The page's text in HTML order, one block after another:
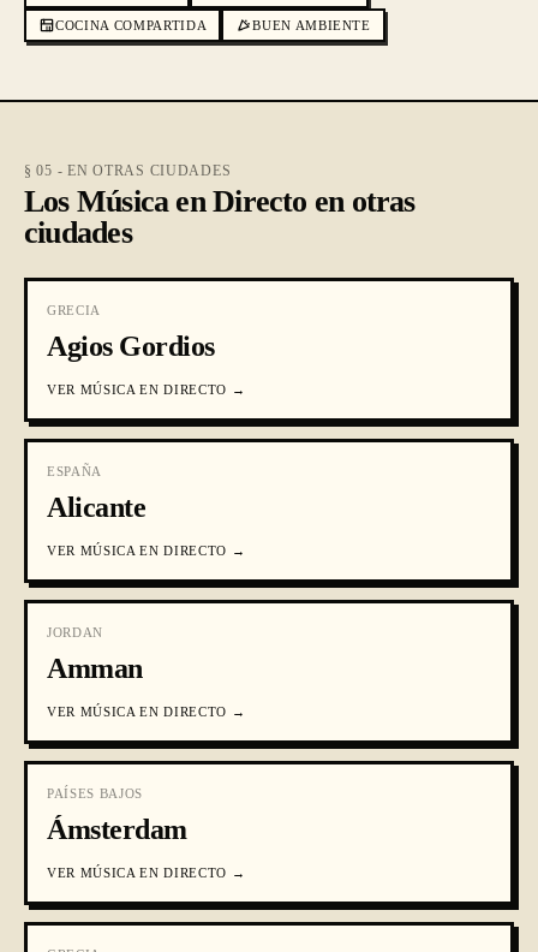
COCINA COMPARTIDA BUEN AMBIENTE
§ 05 - EN OTRAS CIUDADES
Los Música en Directo en otras
ciudades
GRECIA
Agios Gordios
VER MÚSICA EN DIRECTO →
ESPAÑA
Alicante
VER MÚSICA EN DIRECTO →
JORDAN
Amman
VER MÚSICA EN DIRECTO →
PAÍSES BAJOS
Ámsterdam
VER MÚSICA EN DIRECTO →